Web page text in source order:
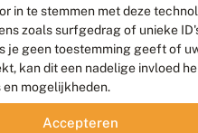
in te stemmen met deze
zoals surfgedrag of unieke
je geen toestemming geeft of
kan dit een nadelige invloed
mogelijkheden.
Accepteren
© 2026 Vlinderstichting
door
Go2People
,
Blue Field Agency
Privacy
Disclaimer
Sitemap